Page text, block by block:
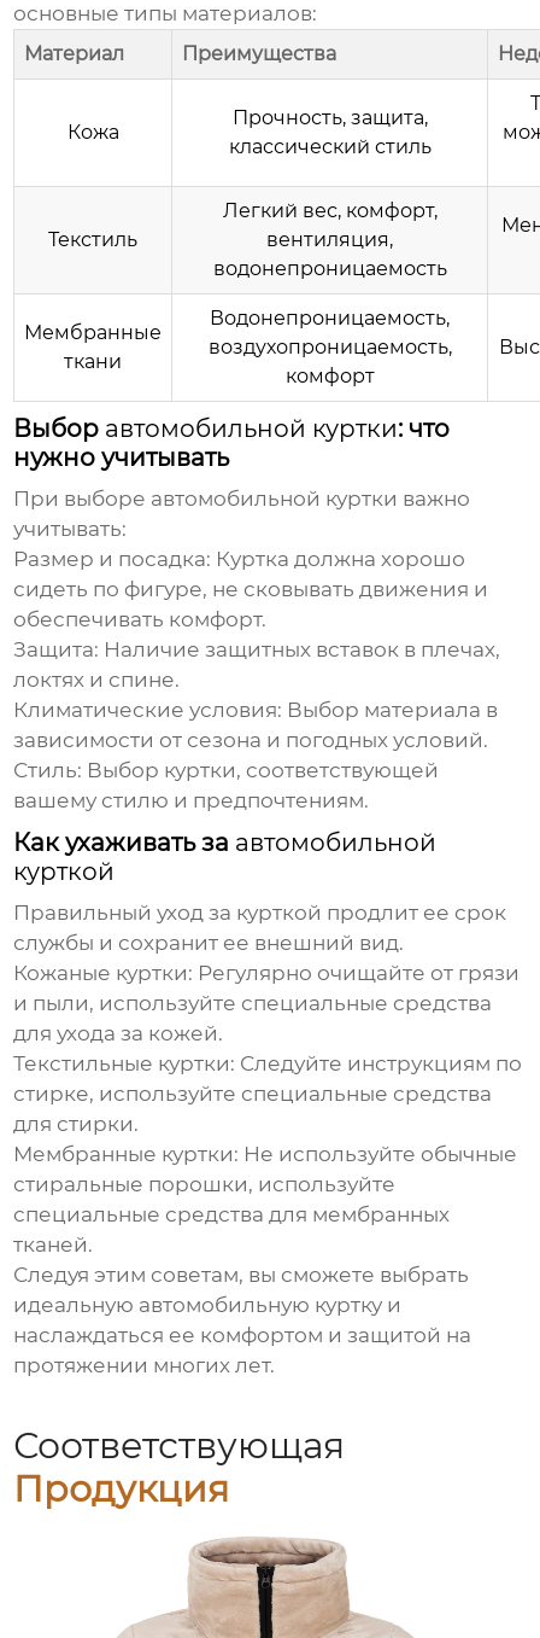
основные типы материалов:
Материал Преимущества
Кожа
Прочность, защита,
классический стиль
Текстиль
Легкий вес, комфорт,
вентиляция,
водонепроницаемость
Мембранные
ткани
Водонепроницаемость,
воздухопроницаемость,
комфорт
Выбор автомобильной куртки: что
нужно учитывать
При выборе автомобильной куртки важно
учитывать:
Размер и посадка: Куртка должна хорошо
сидеть по фигуре, не сковывать движения и
обеспечивать комфорт.
Защита: Наличие защитных вставок в плечах,
локтях и спине.
Климатические условия: Выбор материала в
зависимости от сезона и погодных условий.
Стиль: Выбор куртки, соответствующей
вашему стилю и предпочтениям.
Как ухаживать за автомобильной
курткой
Правильный уход за курткой продлит ее срок
службы и сохранит ее внешний вид.
Кожаные куртки: Регулярно очищайте от грязи
и пыли, используйте специальные средства
для ухода за кожей.
Текстильные куртки: Следуйте инструкциям по
стирке, используйте специальные средства
для стирки.
Мембранные куртки: Не используйте обычные
стиральные порошки, используйте
специальные средства для мембранных
тканей.
Следуя этим советам, вы сможете выбрать
идеальную автомобильную куртку и
наслаждаться ее комфортом и защитой на
протяжении многих лет.
Соответствующая
Продукция